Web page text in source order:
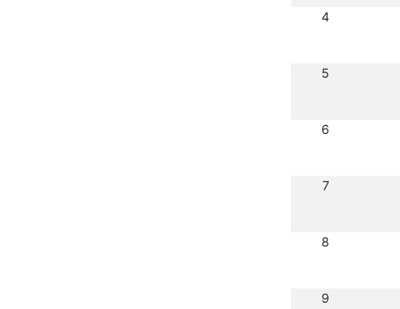
4
5
6
7
8
9